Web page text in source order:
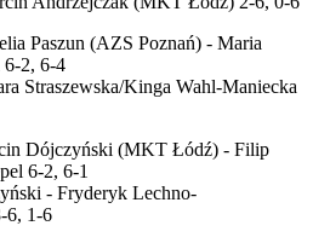
Paszun (AZS Poznań) - Maria
6-2, 6-4
Straszewska/Kinga Wahl-Maniecka
Dójczyński (MKT Łódź) - Filip
6-2, 6-1
- Fryderyk Lechno-
6, 1-6